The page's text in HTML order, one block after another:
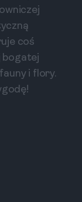
coś
bogatej
i flory.